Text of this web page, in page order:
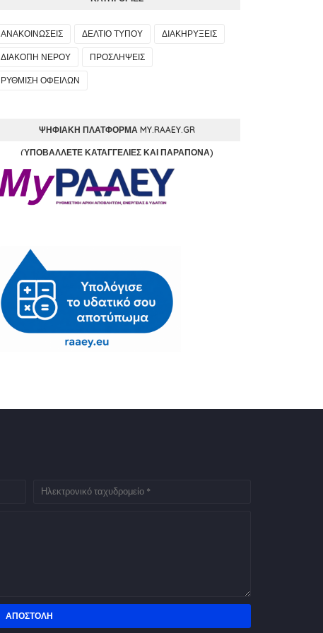
ΑΝΑΚΟΙΝΩΣΕΙΣ ΔΕΛΤΙΟ ΤΥΠΟΥ
ΔΙΑΚΗΡΥΞΕΙΣ
ΔΙΑΚΟΠΗ ΝΕΡΟΥ
ΠΡΟΣΛΗΨΕΙΣ
ΡΥΘΜΙΣΗ ΟΦΕΙΛΩΝ
ΨΗΦΙΑΚΉ ΠΛΑΤΦΌΡΜΑ MY.RAAEY.GR
(ΥΠΟΒΆΛΛΕΤΕ ΚΑΤΑΓΓΕΛΊΕΣ ΚΑΙ ΠΑΡΆΠΟΝΑ)